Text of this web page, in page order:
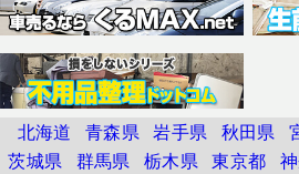
北海道 青森県 岩手県 秋田県
茨城県
群馬県 栃木県 東京都